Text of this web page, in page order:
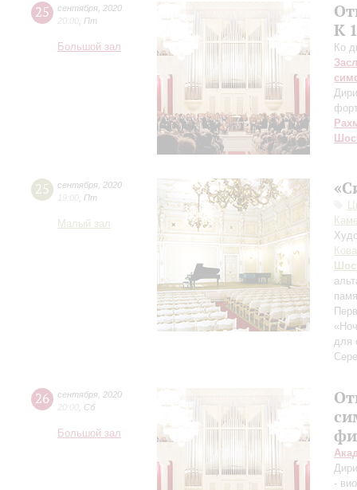
25 сентября 2020
20:00 Пт
Большой зал
К
Ко
25 сентября 2020
19:00 Пт
Малый зал
для
26 сентября 2020
20:00 Сб
Большой зал
-